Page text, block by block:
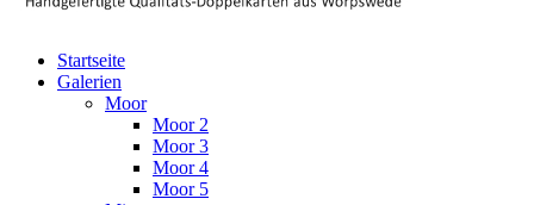
Startseite
Galerien
Moor
Moor 2
Moor 3
Moor 4
Moor 5